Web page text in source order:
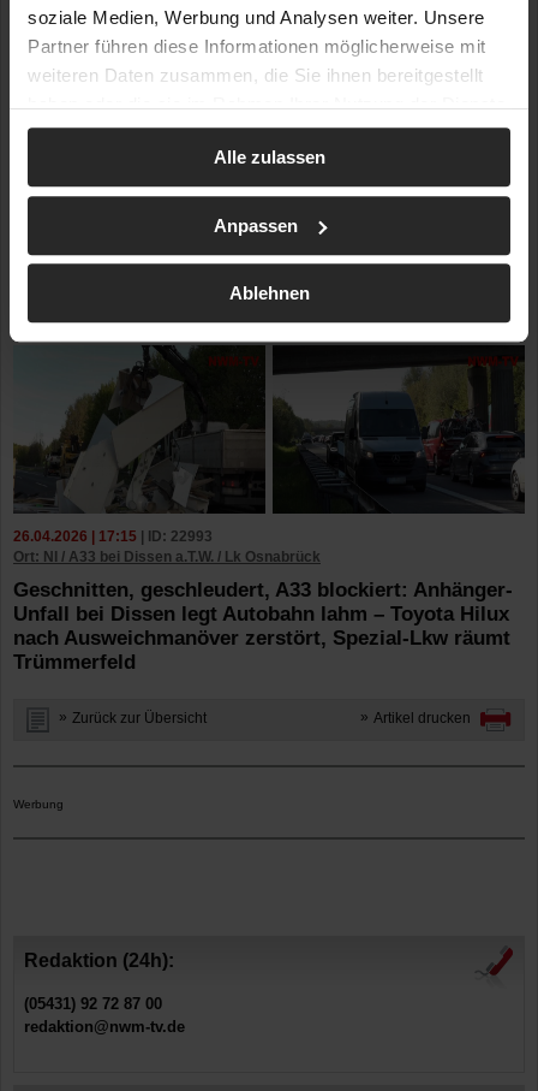
soziale Medien, Werbung und Analysen weiter. Unsere
Partner führen diese Informationen möglicherweise mit
weiteren Daten zusammen, die Sie ihnen bereitgestellt
haben oder die sie im Rahmen Ihrer Nutzung der Dienste
gesammelt haben.
Alle zulassen
Anpassen
Ablehnen
26.04.2026 | 17:15 | ID: 22993
Ort: NI / A33 bei Dissen a.T.W. / Lk Osnabrück
Geschnitten, geschleudert, A33 blockiert: Anhänger-
Unfall bei Dissen legt Autobahn lahm – Toyota Hilux
nach Ausweichmanöver zerstört, Spezial-Lkw räumt
Trümmerfeld
Zurück zur Übersicht Artikel drucken
Werbung
Redaktion (24h):
(05431) 92 72 87 00
redaktion@nwm-tv.de